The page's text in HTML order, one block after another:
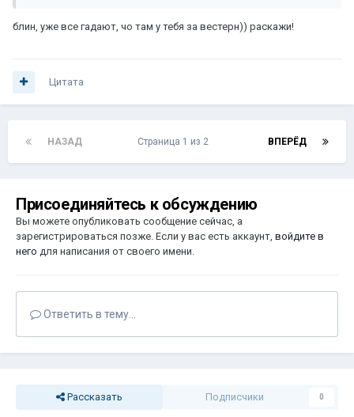
блин, уже все гадают, чо там у тебя за вестерн)) раскажи!
Цитата
НАЗАД ВПЕРЁД
Страница 1 из 2
Присоединяйтесь к обсуждению
Вы можете опубликовать сообщение сейчас, а
зарегистрироваться позже. Если у вас есть аккаунт, войдите в
него для написания от своего имени.
Ответить в тему...
Рассказать Подписчики 0